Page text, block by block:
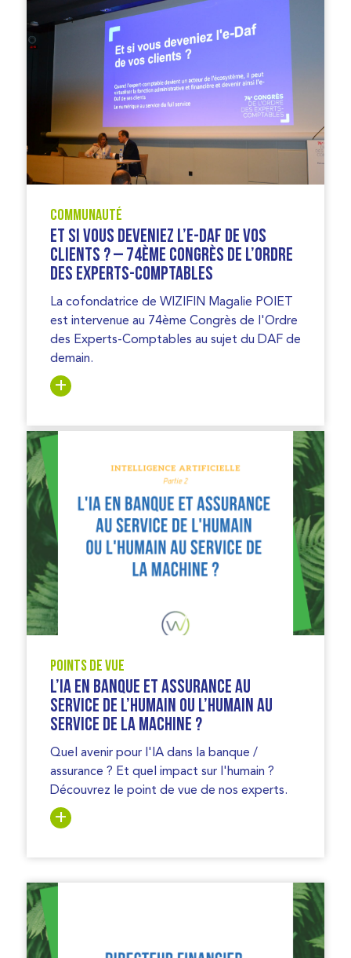
Communauté
Et si vous deveniez l’e-Daf de vos
clients ? – 74ème congrès de l’Ordre
des Experts-Comptables
La cofondatrice de WIZIFIN Magalie POIET
est intervenue au 74ème Congrès de l'Ordre
des Experts-Comptables au sujet du DAF de
demain.
Points de vue
l’IA en Banque et Assurance au
Service de l’Humain ou l’Humain au
Service de la Machine ?
Quel avenir pour l'IA dans la banque /
assurance ? Et quel impact sur l'humain ?
Découvrez le point de vue de nos experts.